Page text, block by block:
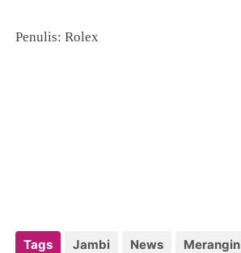
Penulis: Rolex
Tags Jambi News Merangin